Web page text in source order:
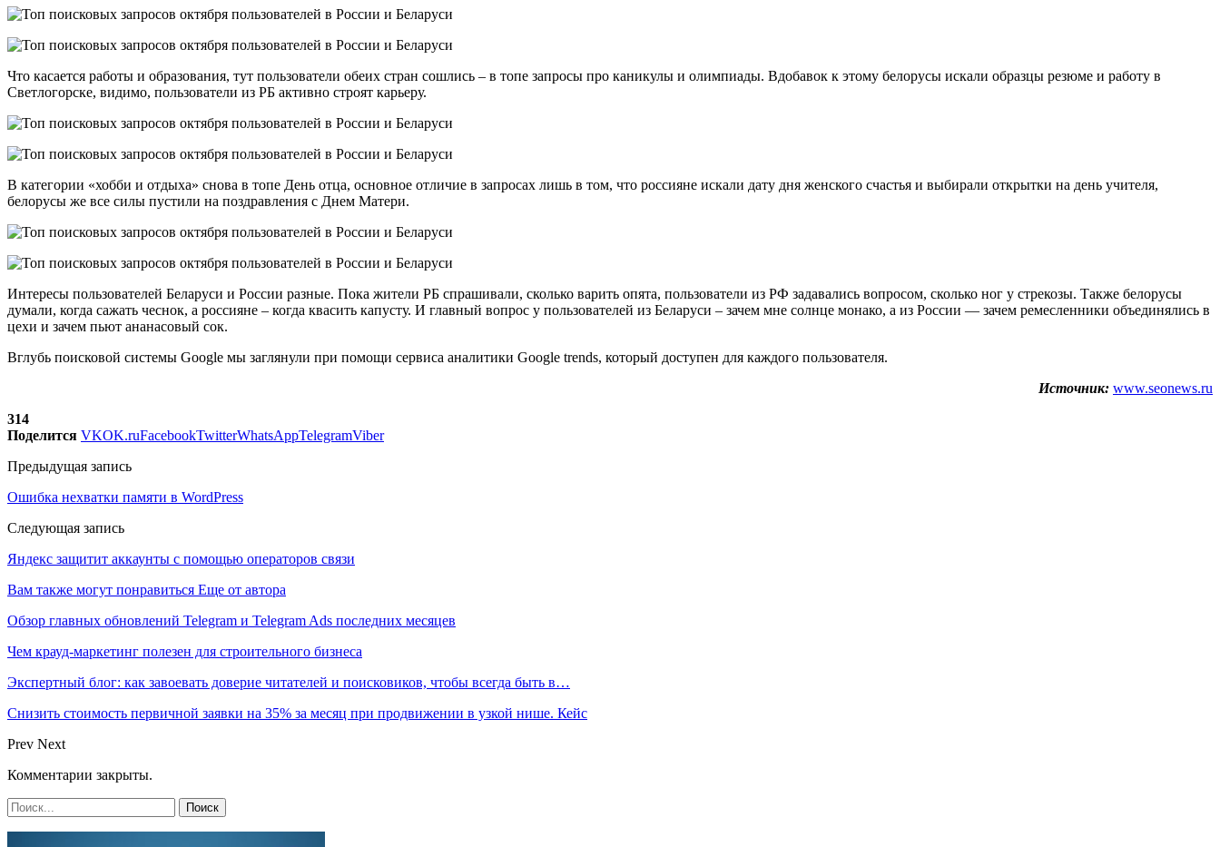
Что касается работы и образования, тут пользователи обеих стран сошлись – в топе запросы про каникулы и олимпиады. Вдобавок к этому белорусы искали образцы резюме и работу в
Светлогорске, видимо, пользователи из РБ активно строят карьеру.
В категории «хобби и отдыха» снова в топе День отца, основное отличие в запросах лишь в том, что россияне искали дату дня женского счастья и выбирали открытки на день учителя,
белорусы же все силы пустили на поздравления с Днем Матери.
Интересы пользователей Беларуси и России разные. Пока жители РБ спрашивали, сколько варить опята, пользователи из РФ задавались вопросом, сколько ног у стрекозы. Также белорусы
думали, когда сажать чеснок, а россияне – когда квасить капусту. И главный вопрос у пользователей из Беларуси – зачем мне солнце монако, а из России — зачем ремесленники объединялись в
цехи и зачем пьют ананасовый сок.
Вглубь поисковой системы Google мы заглянули при помощи сервиса аналитики Google trends, который доступен для каждого пользователя.
Источник: www.seonews.ru
314
Поделится VKOK.ruFacebookTwitterWhatsAppTelegramViber
Предыдущая запись
Ошибка нехватки памяти в WordPress
Следующая запись
Яндекс защитит аккаунты с помощью операторов связи
Вам также могут понравиться Еще от автора
Обзор главных обновлений Telegram и Telegram Ads последних месяцев
Чем крауд-маркетинг полезен для строительного бизнеса
Экспертный блог: как завоевать доверие читателей и поисковиков, чтобы всегда быть в…
Снизить стоимость первичной заявки на 35% за месяц при продвижении в узкой нише. Кейс
Prev Next
Комментарии закрыты.